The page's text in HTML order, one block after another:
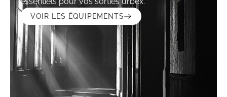
VOIR LES ÉQUIPEMENTS